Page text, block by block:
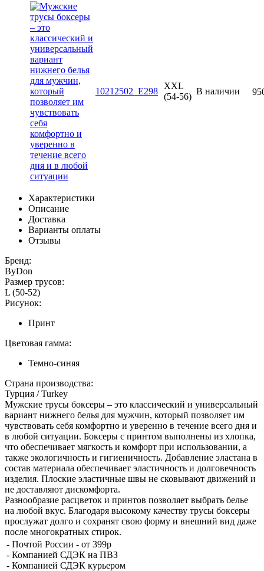
10212502_E298
XXL
(54-56)
В наличии
Характеристики
Описание
Доставка
Варианты оплаты
Отзывы
Бренд:
ByDon
Размер трусов:
L (50-52)
Рисунок:
Принт
Цветовая гамма:
Темно-синяя
Страна производства:
Турция / Turkey
Мужские трусы боксеры – это классический и универсальный
вариант нижнего белья для мужчин, который позволяет им
чувствовать себя комфортно и уверенно в течение всего дня и
в любой ситуации. Боксеры с принтом выполнены из хлопка,
что обеспечивает мягкость и комфорт при использовании, а
также экологичность и гигиеничность. Добавление эластана в
состав материала обеспечивает эластичность и долговечность
изделия. Плоские эластичные швы не сковывают движений и
не доставляют дискомфорта.
Разнообразие расцветок и принтов позволяет выбрать белье
на любой вкус. Благодаря высокому качеству трусы боксеры
прослужат долго и сохранят свою форму и внешний вид даже
после многократных стирок.
- Почтой России - от 399р
- Компанией СДЭК на ПВЗ
- Компанией СДЭК курьером